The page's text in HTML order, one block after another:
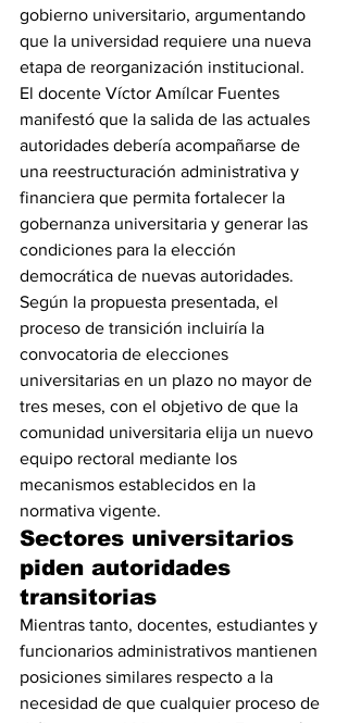
gobierno universitario, argumentando
que la universidad requiere una nueva
etapa de reorganización institucional.
El docente Víctor Amílcar Fuentes
manifestó que la salida de las actuales
autoridades debería acompañarse de
una reestructuración administrativa y
financiera que permita fortalecer la
gobernanza universitaria y generar las
condiciones para la elección
democrática de nuevas autoridades.
Según la propuesta presentada, el
proceso de transición incluiría la
convocatoria de elecciones
universitarias en un plazo no mayor de
tres meses, con el objetivo de que la
comunidad universitaria elija un nuevo
equipo rectoral mediante los
mecanismos establecidos en la
normativa vigente.
Sectores universitarios
piden autoridades
transitorias
Mientras tanto, docentes, estudiantes y
funcionarios administrativos mantienen
posiciones similares respecto a la
necesidad de que cualquier proceso de